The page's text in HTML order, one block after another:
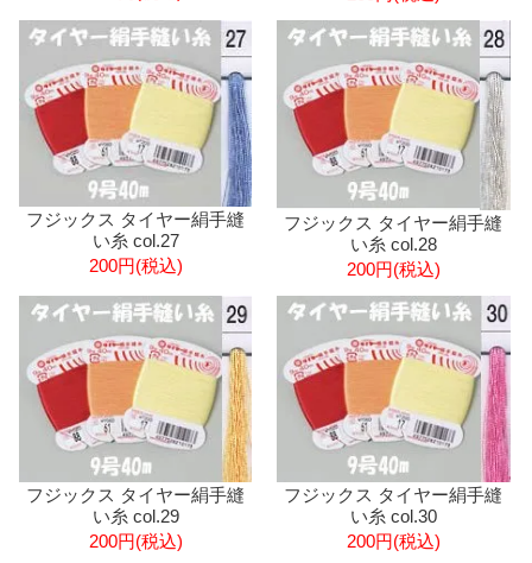
フジックス タイヤー絹手縫
い糸 col.27
200円(税込)
フジックス タイヤー絹手縫
い糸 col.28
200円(税込)
フジックス タイヤー絹手縫
い糸 col.29
200円(税込)
フジックス タイヤー絹手縫
い糸 col.30
200円(税込)